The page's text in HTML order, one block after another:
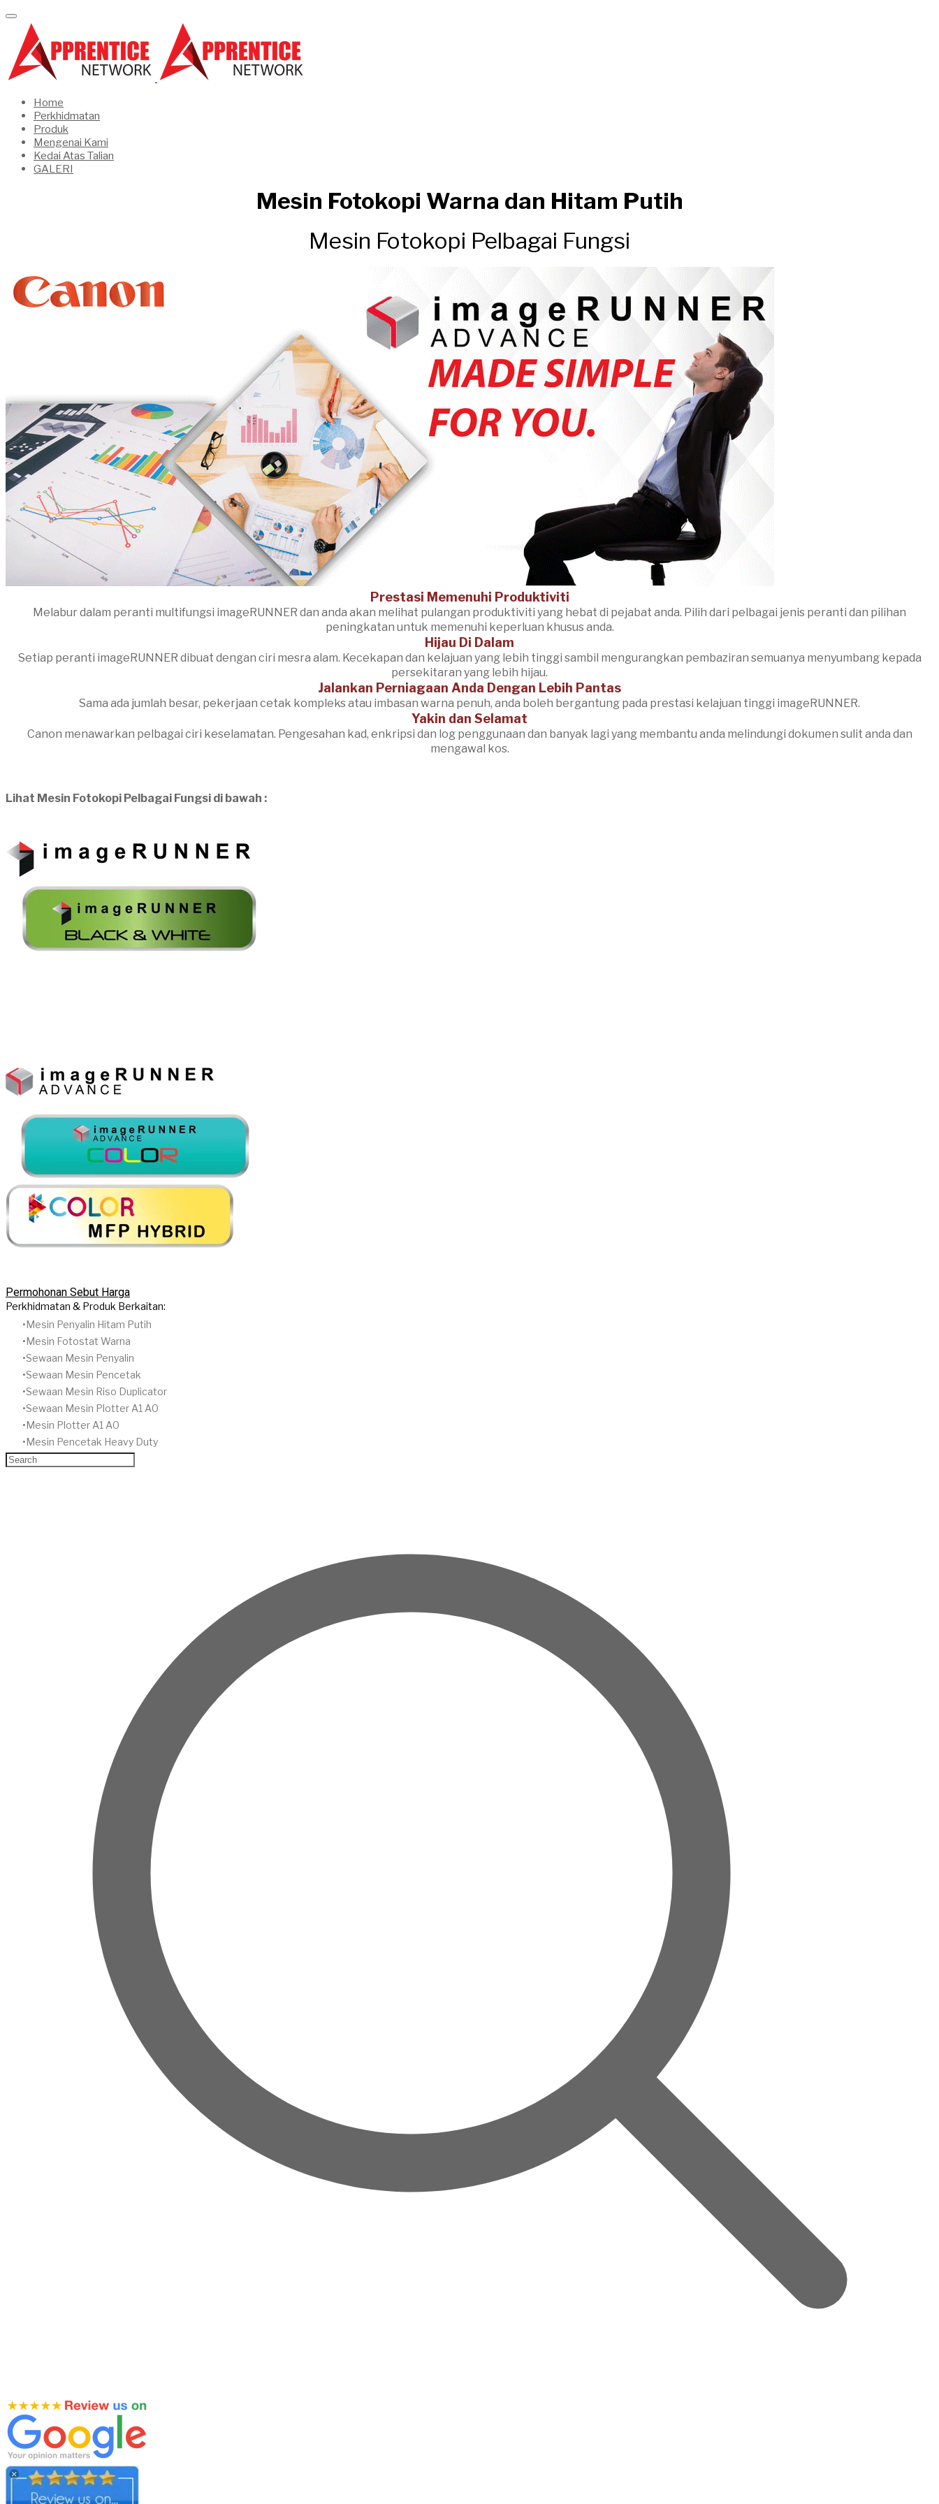
Home
Perkhidmatan
Produk
Mengenai Kami
Kedai Atas Talian
GALERI
Mesin Fotokopi Warna dan Hitam Putih
Mesin Fotokopi Pelbagai Fungsi
Prestasi Memenuhi Produktiviti
Melabur dalam peranti multifungsi imageRUNNER dan anda akan melihat pulangan produktiviti yang hebat di pejabat anda. Pilih dari pelbagai jenis peranti dan pilihan
peningkatan untuk memenuhi keperluan khusus anda.
Hijau Di Dalam
Setiap peranti imageRUNNER dibuat dengan ciri mesra alam. Kecekapan dan kelajuan yang lebih tinggi sambil mengurangkan pembaziran semuanya menyumbang kepada
persekitaran yang lebih hijau.
Jalankan Perniagaan Anda Dengan Lebih Pantas
Sama ada jumlah besar, pekerjaan cetak kompleks atau imbasan warna penuh, anda boleh bergantung pada prestasi kelajuan tinggi imageRUNNER.
Yakin dan Selamat
Canon menawarkan pelbagai ciri keselamatan. Pengesahan kad, enkripsi dan log penggunaan dan banyak lagi yang membantu anda melindungi dokumen sulit anda dan
mengawal kos.
Lihat Mesin Fotokopi Pelbagai Fungsi di bawah :
Permohonan Sebut Harga
Perkhidmatan & Produk Berkaitan:
Mesin Penyalin Hitam Putih
​Mesin Fotostat Warna
​Sewaan Mesin Penyalin
​Sewaan Mesin Pencetak
Sewaan Mesin Riso Duplicator
Sewaan Mesin Plotter A1 A0
Mesin Plotter A1 A0
Mesin Pencetak Heavy Duty